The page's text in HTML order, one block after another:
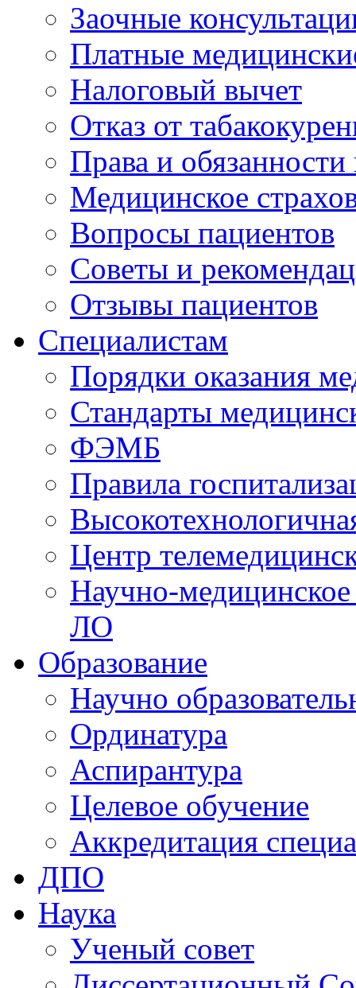
Заочные
Платные
Налоговый вычет
Отказ от
Права и
Медицинское
Вопросы пациентов
Советы и
Отзывы пациентов
Специалистам
Порядки оказания
Стандарты
ФЭМБ
Правила
Центр
Научно-
ЛО
Образование
Научно
Ординатура
Аспирантура
Целевое обучение
Аккредитация
ДПО
Наука
Ученый совет